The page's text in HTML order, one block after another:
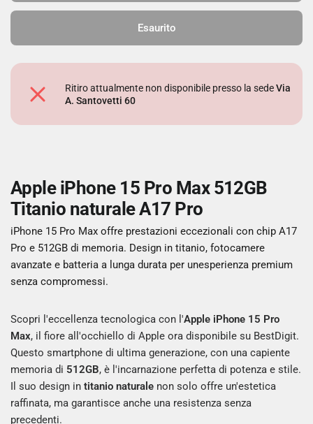
Esaurito
Ritiro attualmente non disponibile presso la sedeVia
A. Santovetti 60
Apple iPhone 15 Pro Max 512GB
Titanio naturale A17 Pro
iPhone 15 Pro Max offre prestazioni eccezionali con chip A17
Pro e 512GB di memoria. Design in titanio, fotocamere
avanzate e batteria a lunga durata per unesperienza premium
senza compromessi.
Scopri l'eccellenza tecnologica con l'Apple iPhone 15 Pro
Max, il fiore all'occhiello di Apple ora disponibile su BestDigit.
Questo smartphone di ultima generazione, con una capiente
memoria di 512GB, è l'incarnazione perfetta di potenza e stile.
Il suo design intitanio naturale non solo offre un'estetica
raffinata, ma garantisce anche una resistenza senza
precedenti.